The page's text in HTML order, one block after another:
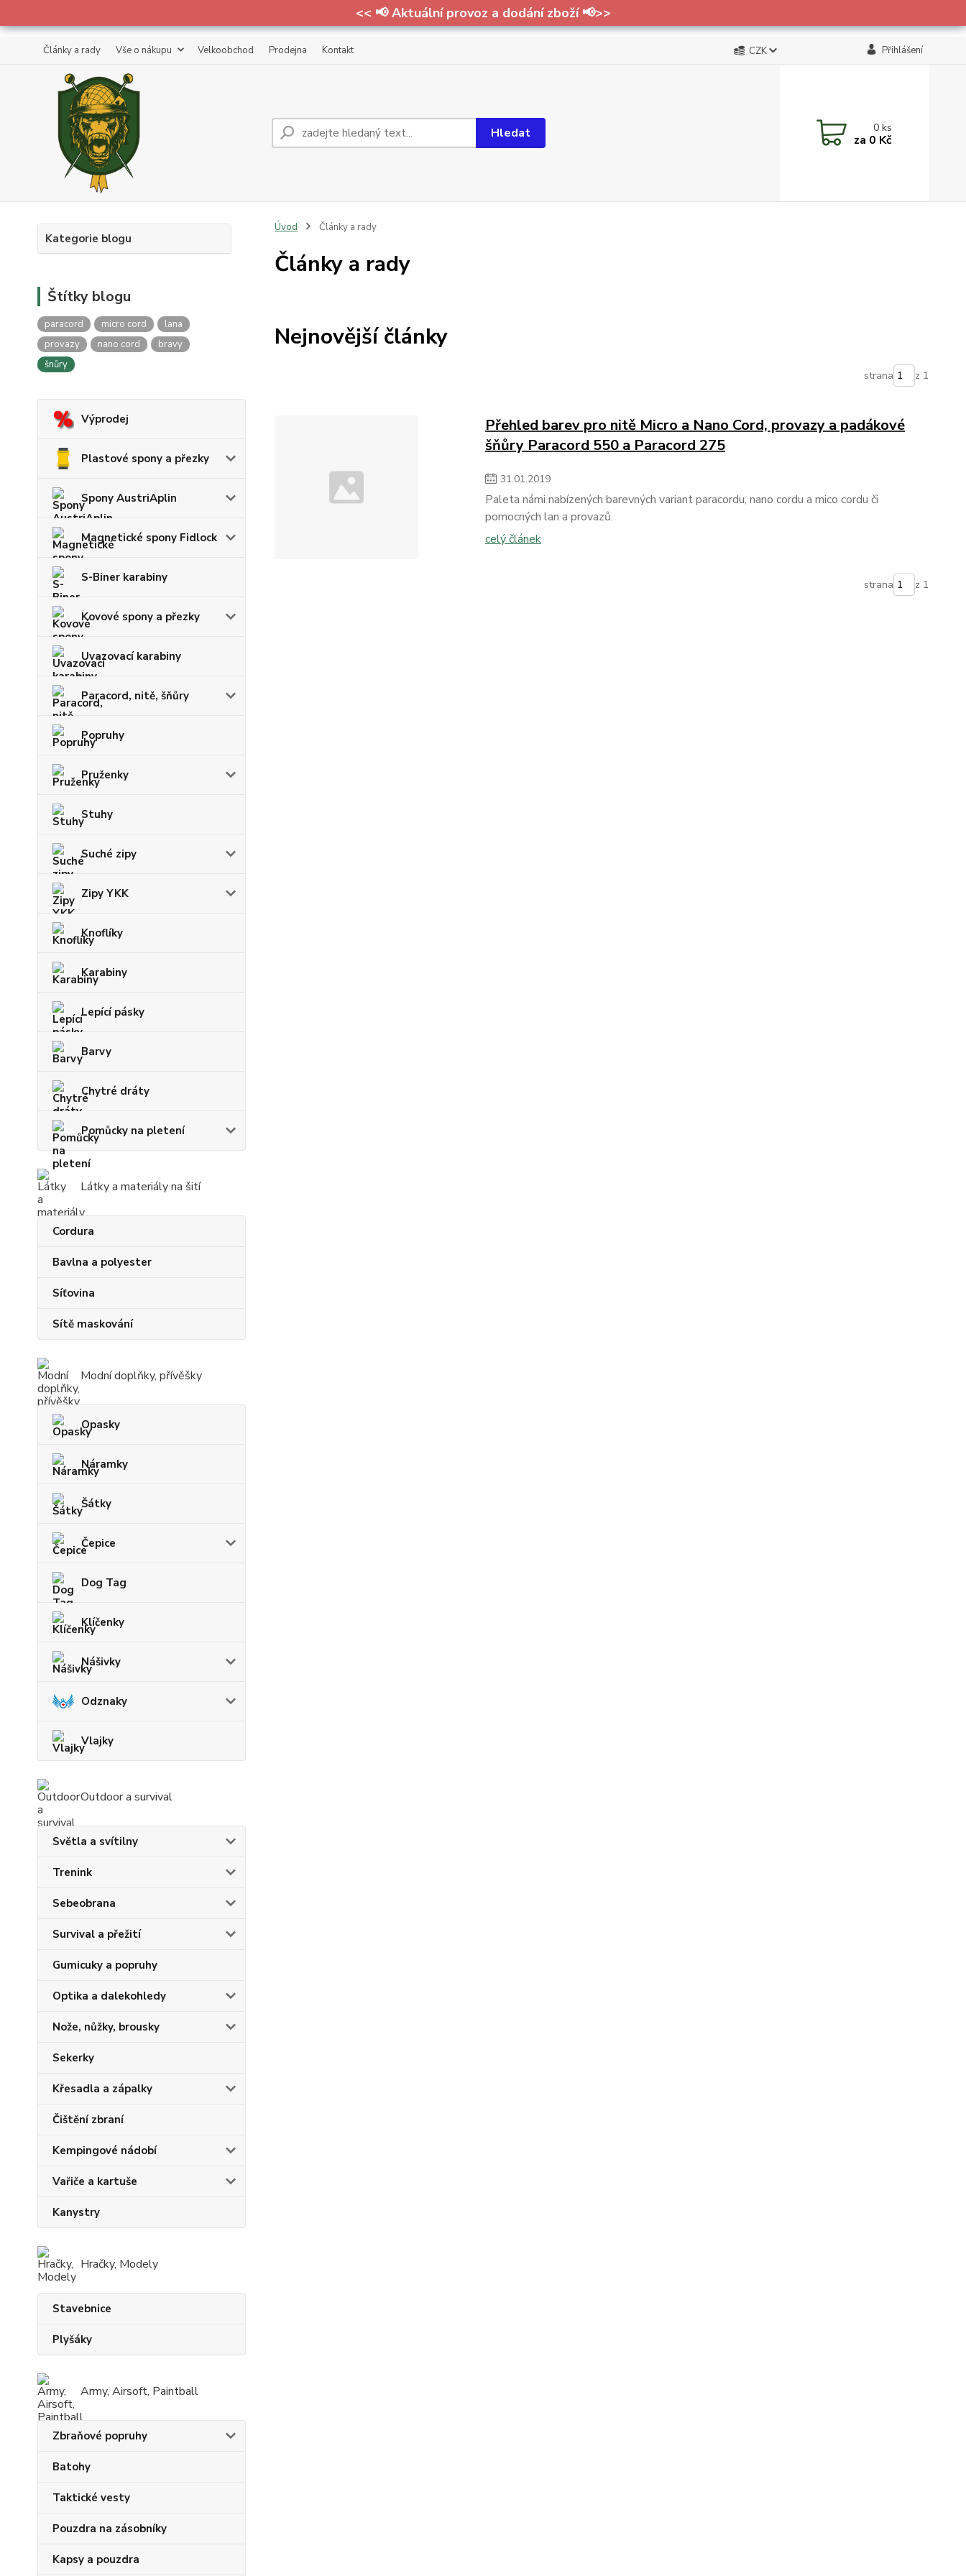
<< 📢 Aktuální provoz a dodání zboží 📢>>
Články a rady Vše o nákupu Velkoobchod Prodejna Kontakt CZK Přihlášení
Hledat 0ks
za 0 Kč
Kategorie blogu
Štítky blogu
paracord micro cord
lana
provazy
nano cord
bravy
šnůry
Výprodej
Plastové spony a přezky
Spony AustriAplin
Magnetické spony Fidlock
S-Biner karabiny
Kovové spony a přezky
Uvazovací karabiny
Paracord, nitě, šňůry
Popruhy
Pruženky
Stuhy
Suché zipy
Zipy YKK
Knoflíky
Karabiny
Lepící pásky
Barvy
Chytré dráty
Pomůcky na pletení
Látky a materiály na šití
Cordura
Bavlna a polyester
Síťovina
Sítě maskování
Modní doplňky, přívěšky
Opasky
Náramky
Šátky
Čepice
Dog Tag
Klíčenky
Nášivky
Odznaky
Vlajky
Outdoor a survival
Světla a svítilny
Trenink
Sebeobrana
Survival a přežití
Gumicuky a popruhy
Optika a dalekohledy
Nože, nůžky, brousky
Sekerky
Křesadla a zápalky
Čištění zbraní
Kempingové nádobí
Vařiče a kartuše
Kanystry
Hračky, Modely
Stavebnice
Plyšáky
Army, Airsoft, Paintball
Zbraňové popruhy
Batohy
Taktické vesty
Pouzdra na zásobníky
Kapsy a pouzdra
Úvod Články a rady
Články a rady
Nejnovější články
strana z 1
Přehled barev pro nitě Micro a Nano Cord, provazy a padákové
šňůry Paracord 550 a Paracord 275
31.01.2019
Paleta námi nabízených barevných variant paracordu, nano cordu a mico cordu či
pomocných lan a provazů.
celý článek
strana z 1